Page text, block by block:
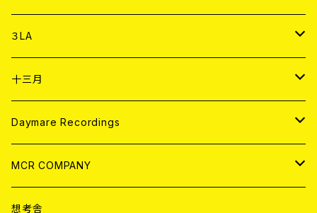
DIGITAL CONTENTS
アナログ
CD
ANALOG
アパレル
３LA
CD
ANALOG
十三月
CD
ANALOG
Daymare Recordings
CD
ANALOG
MCR COMPANY
CD
想考舎